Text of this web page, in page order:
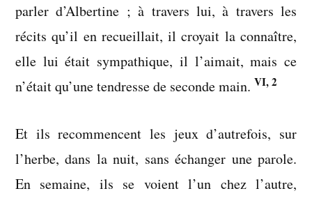
parler d’Albertine ; à travers lui, à travers les
récits qu’il en recueillait, il croyait la connaître,
elle lui était sympathique, il l’aimait, mais ce
n’était qu’une tendresse de seconde main. VI, 2
Et ils recommencent les jeux d’autrefois, sur
l’herbe, dans la nuit, sans échanger une parole.
En semaine, ils se voient l’un chez l’autre,